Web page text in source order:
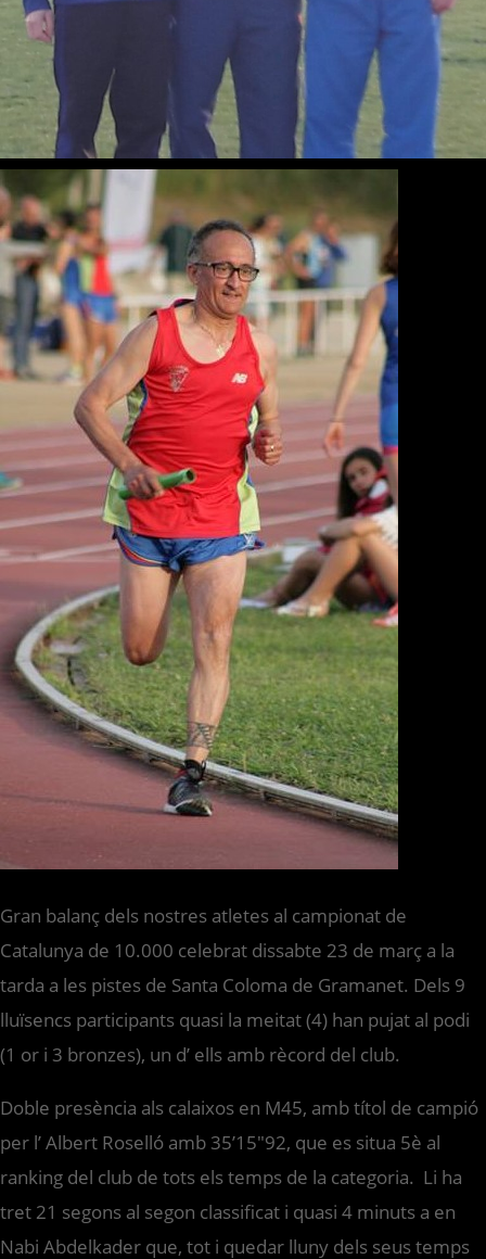
Gran balanç dels nostres atletes al campionat de
Catalunya de 10.000 celebrat dissabte 23 de març a la
tarda a les pistes de Santa Coloma de Gramanet. Dels 9
lluïsencs participants quasi la meitat (4) han pujat al podi
(1 or i 3 bronzes), un d’ ells amb rècord del club.
Doble presència als calaixos en M45, amb títol de campió
per l’ Albert Roselló amb 35’15″92, que es situa 5è al
ranking del club de tots els temps de la categoria. Li ha
tret 21 segons al segon classificat i quasi 4 minuts a en
Nabi Abdelkader que, tot i quedar lluny dels seus temps